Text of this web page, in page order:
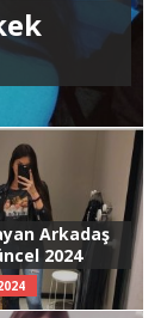
Arkadaş
2024